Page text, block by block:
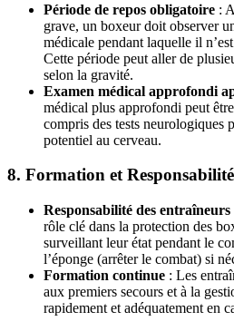
Période de repos obligatoire :
grave, un boxeur doit observer
médicale pendant laquelle il
Cette période peut aller de
selon la gravité.
Examen médical approfondi
médical plus approfondi peut
compris des tests neurologiques
potentiel au cerveau.
8. Formation et
Responsabilité des entraîneurs
rôle clé dans la protection des
surveillant leur état pendant le
l’éponge (arrêter le combat) si
Formation continue : Les
aux premiers secours et à la
rapidement et adéquatement en